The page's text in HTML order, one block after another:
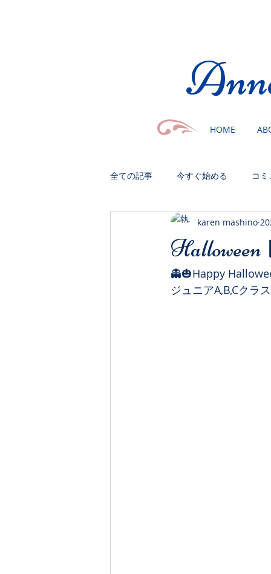
HOME
全ての記事 今すぐ始める コミ
karen mashino
👻🎃Happy
ジュニアA,B,Cクラ